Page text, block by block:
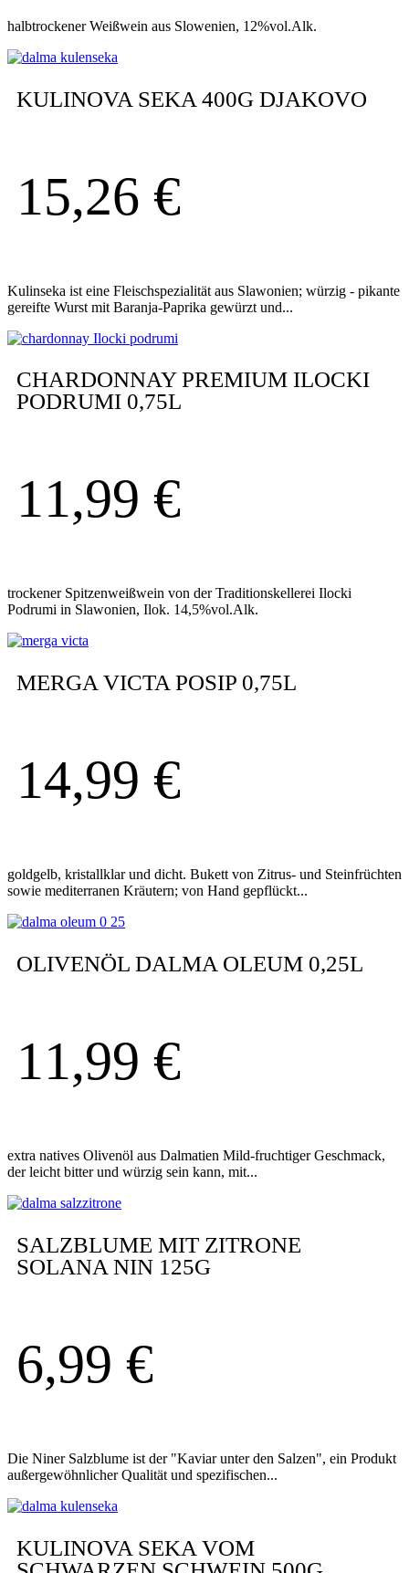
halbtrockener Weißwein aus Slowenien, 12%vol.Alk.
KULINOVA SEKA 400G DJAKOVO
15,26 €
Kulinseka ist eine Fleischspezialität aus Slawonien; würzig - pikante
gereifte Wurst mit Baranja-Paprika gewürzt und...
CHARDONNAY PREMIUM ILOCKI
PODRUMI 0,75L
11,99 €
trockener Spitzenweißwein von der Traditionskellerei Ilocki
Podrumi in Slawonien, Ilok. 14,5%vol.Alk.
MERGA VICTA POSIP 0,75L
14,99 €
goldgelb, kristallklar und dicht. Bukett von Zitrus- und Steinfrüchten
sowie mediterranen Kräutern; von Hand gepflückt...
OLIVENÖL DALMA OLEUM 0,25L
11,99 €
extra natives Olivenöl aus Dalmatien Mild-fruchtiger Geschmack,
der leicht bitter und würzig sein kann, mit...
SALZBLUME MIT ZITRONE
SOLANA NIN 125G
6,99 €
Die Niner Salzblume ist der "Kaviar unter den Salzen", ein Produkt
außergewöhnlicher Qualität und spezifischen...
KULINOVA SEKA VOM